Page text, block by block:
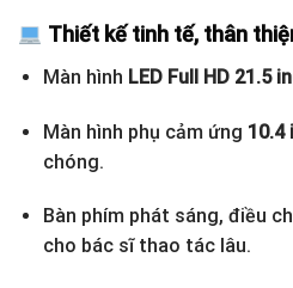
Thiết kế tinh tế, thân
Màn hình LED Full HD 21.5
Màn hình phụ cảm ứng 10.4
chóng.
Bàn phím phát sáng, điều
cho bác sĩ thao tác lâu.